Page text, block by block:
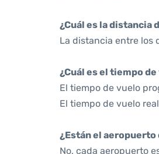
¿Cuál es la distancia
La distancia entre los
¿Cuál es el tiempo
El tiempo de vuelo
El tiempo de vuelo
¿Están el aeropuerto
No, cada aeropuerto